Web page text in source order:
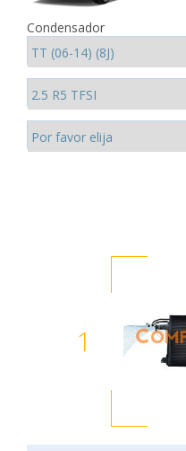
Condensador
1